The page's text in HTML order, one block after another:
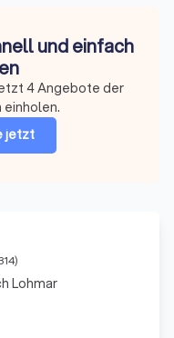
und einfach
4 Angebote der
jetzt
Lohmar